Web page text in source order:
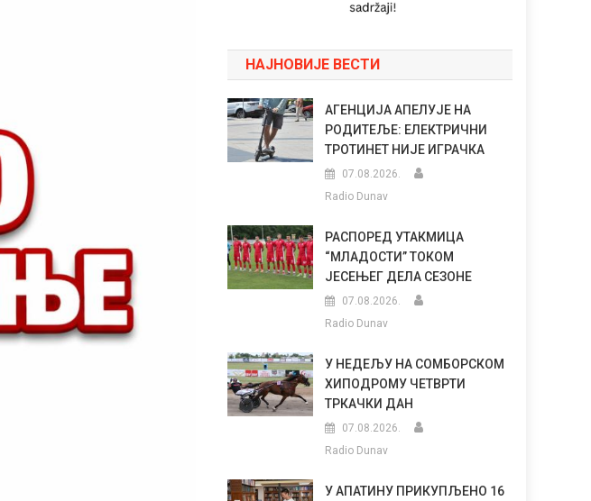
НАЈНОВИЈЕ ВЕСТИ
АГЕНЦИЈА АПЕЛУЈЕ НА
РОДИТЕЉЕ: ЕЛЕКТРИЧНИ
ТРОТИНЕТ НИЈЕ ИГРАЧКА
07.08.2026.
Radio Dunav
РАСПОРЕД УТАКМИЦА
“МЛАДОСТИ” ТОКОМ
ЈЕСЕЊЕГ ДЕЛА СЕЗОНЕ
07.08.2026.
Radio Dunav
У НЕДЕЉУ НА СОМБОРСКОМ
ХИПОДРОМУ ЧЕТВРТИ
ТРКАЧКИ ДАН
07.08.2026.
Radio Dunav
У АПАТИНУ ПРИКУПЉЕНО 16